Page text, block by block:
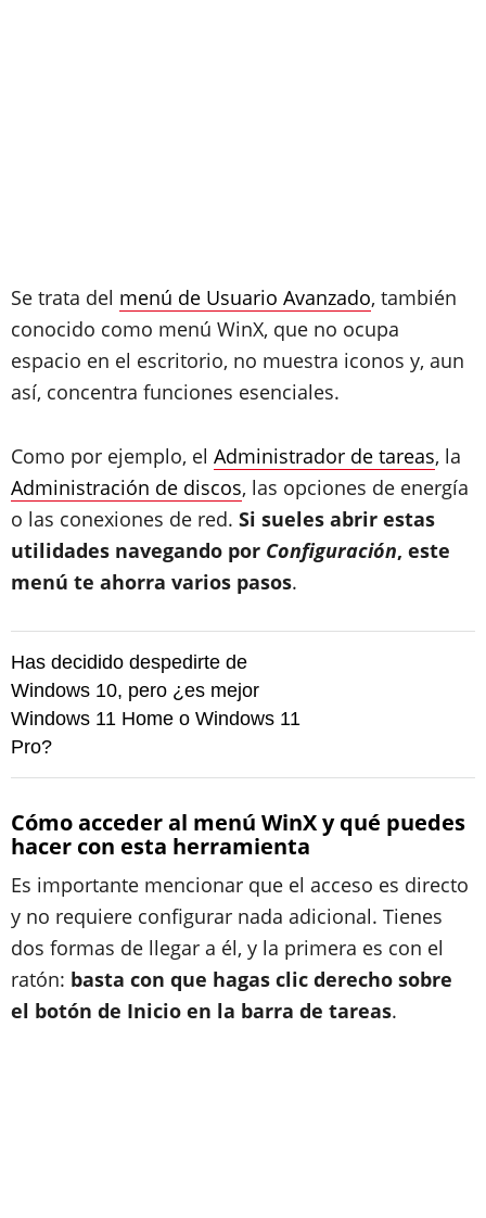
Se trata del menú de Usuario Avanzado, también
conocido como menú WinX, que no ocupa
espacio en el escritorio, no muestra iconos y, aun
así, concentra funciones esenciales.
Como por ejemplo, el Administrador de tareas, la
Administración de discos, las opciones de energía
o las conexiones de red. Si sueles abrir estas
utilidades navegando por Configuración, este
menú te ahorra varios pasos.
Has decidido despedirte de
Windows 10, pero ¿es mejor
Windows 11 Home o Windows 11
Pro?
Cómo acceder al menú WinX y qué puedes
hacer con esta herramienta
Es importante mencionar que el acceso es directo
y no requiere configurar nada adicional. Tienes
dos formas de llegar a él, y la primera es con el
ratón: basta con que hagas clic derecho sobre
el botón de Inicio en la barra de tareas.